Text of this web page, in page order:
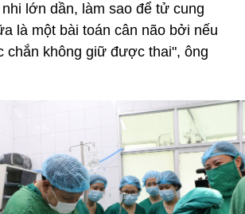
lớn dần, làm sao để tử cung
là một bài toán cân não bởi nếu
chắn không giữ được thai", ông